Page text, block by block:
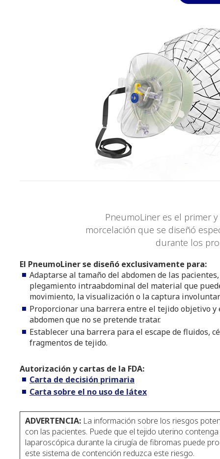
PneumoLiner es el primer
morcelación que se diseñó
durante los
El PneumoLiner se diseñó exclusivamente para:
Adaptarse al tamaño del abdomen de las
plegamiento intraabdominal del material que
movimiento, la visualización o la captura
Proporcionar una barrera entre el tejido objetivo y
abdomen que no se pretende tratar.
Establecer una barrera para el escape de fluidos,
fragmentos de tejido.
Autorización y cartas de la FDA:
Carta de decisión primaria
Carta sobre el no uso de látex
ADVERTENCIA: La información sobre los riesgos
con las pacientes. Puede que el tejido uterino
laparoscópica durante la cirugía de fibromas puede
este sistema de contención reduzca este riesgo.